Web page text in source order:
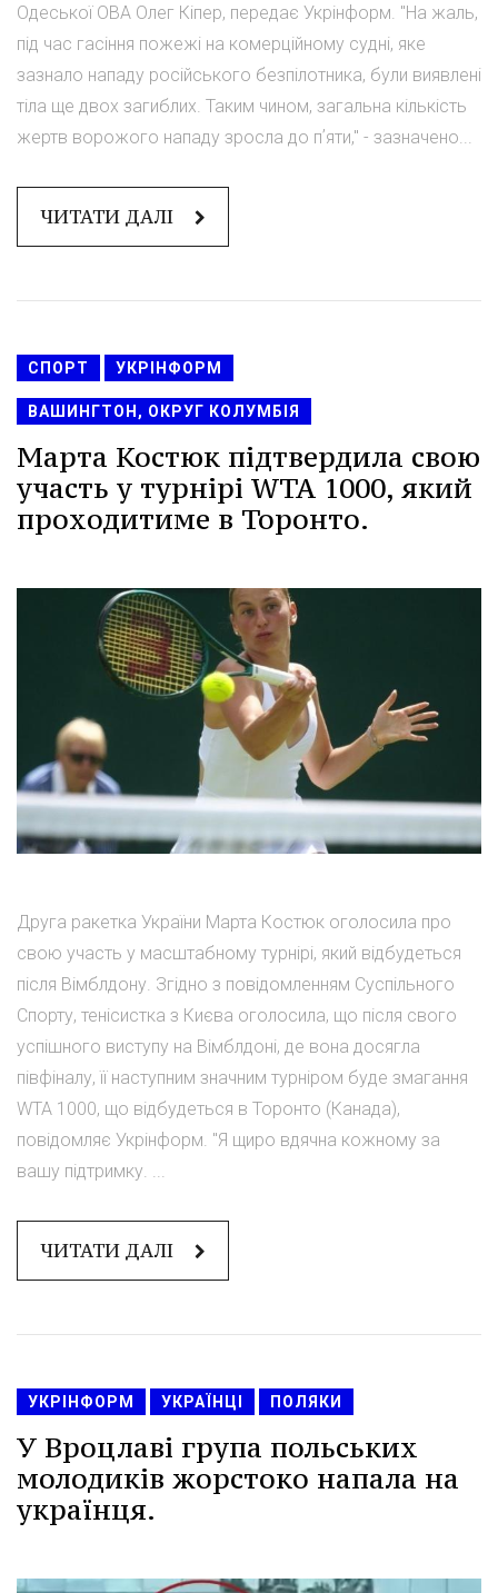
Одеської ОВА Олег Кіпер, передає Укрінформ. "На жаль,
під час гасіння пожежі на комерційному судні, яке
зазнало нападу російського безпілотника, були виявлені
тіла ще двох загиблих. Таким чином, загальна кількість
жертв ворожого нападу зросла до пʼяти," - зазначено...
ЧИТАТИ ДАЛІ
СПОРТ УКРІНФОРМ
ВАШИНГТОН, ОКРУГ КОЛУМБІЯ
Марта Костюк підтвердила свою
участь у турнірі WTA 1000, який
проходитиме в Торонто.
Друга ракетка України Марта Костюк оголосила про
свою участь у масштабному турнірі, який відбудеться
після Вімблдону. Згідно з повідомленням Суспільного
Спорту, тенісистка з Києва оголосила, що після свого
успішного виступу на Вімблдоні, де вона досягла
півфіналу, її наступним значним турніром буде змагання
WTA 1000, що відбудеться в Торонто (Канада),
повідомляє Укрінформ. "Я щиро вдячна кожному за
вашу підтримку. ...
ЧИТАТИ ДАЛІ
УКРІНФОРМ УКРАЇНЦІ ПОЛЯКИ
У Вроцлаві група польських
молодиків жорстоко напала на
українця.